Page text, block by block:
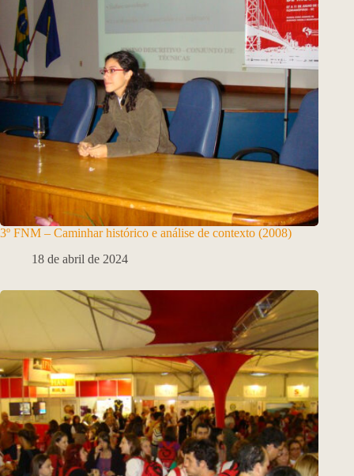
3º FNM – Caminhar histórico e análise de contexto (2008)
18 de abril de 2024